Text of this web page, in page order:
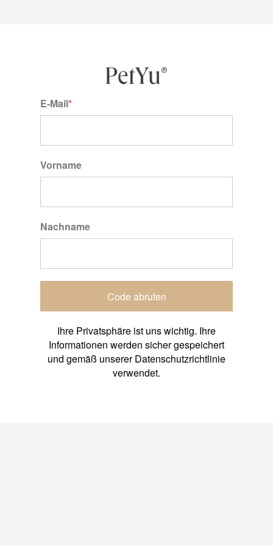
E-Mail*
Vorname
Nachname
Code abrufen
Ihre Privatsphäre ist uns wichtig. Ihre
Informationen werden sicher gespeichert
und gemäß unserer Datenschutzrichtlinie
verwendet.